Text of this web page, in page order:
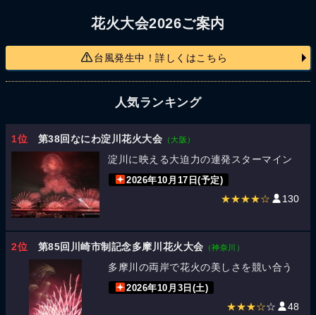
花火大会2026ご案内
台風発生中！詳しくはこちら
人気ランキング
1位 第38回なにわ淀川花火大会 （大阪）
淀川に映える大迫力の連発スターマイン
2026年10月17日(予定)
★★★★☆ 130
2位 第85回川崎市制記念多摩川花火大会 （神奈川）
多摩川の両岸で花火の美しさを競い合う
2026年10月3日(土)
★★★☆☆ 48